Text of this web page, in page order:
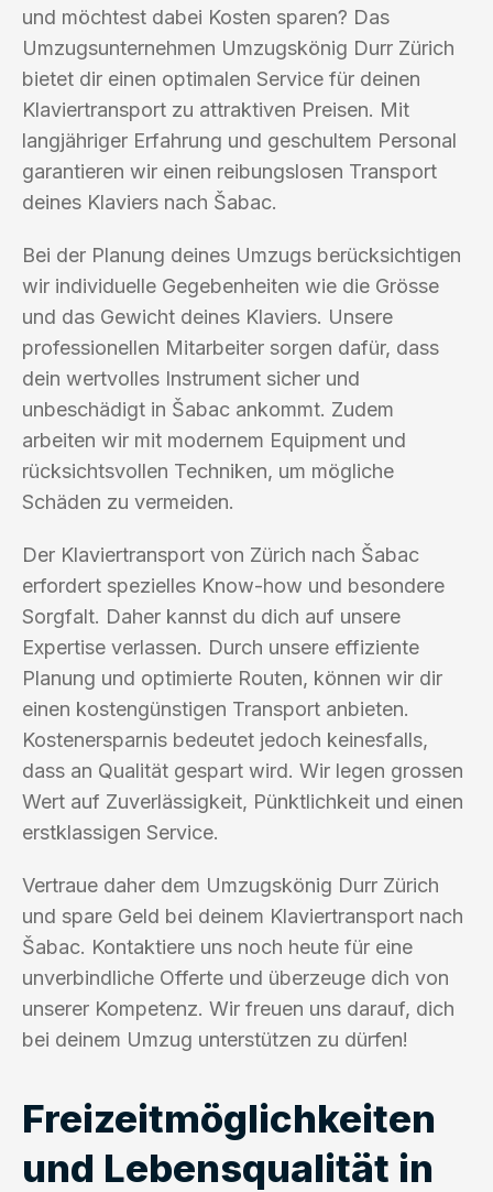
und möchtest dabei Kosten sparen? Das
Umzugsunternehmen Umzugskönig Durr Zürich
bietet dir einen optimalen Service für deinen
Klaviertransport zu attraktiven Preisen. Mit
langjähriger Erfahrung und geschultem Personal
garantieren wir einen reibungslosen Transport
deines Klaviers nach Šabac.
Bei der Planung deines Umzugs berücksichtigen
wir individuelle Gegebenheiten wie die Grösse
und das Gewicht deines Klaviers. Unsere
professionellen Mitarbeiter sorgen dafür, dass
dein wertvolles Instrument sicher und
unbeschädigt in Šabac ankommt. Zudem
arbeiten wir mit modernem Equipment und
rücksichtsvollen Techniken, um mögliche
Schäden zu vermeiden.
Der Klaviertransport von Zürich nach Šabac
erfordert spezielles Know-how und besondere
Sorgfalt. Daher kannst du dich auf unsere
Expertise verlassen. Durch unsere effiziente
Planung und optimierte Routen, können wir dir
einen kostengünstigen Transport anbieten.
Kostenersparnis bedeutet jedoch keinesfalls,
dass an Qualität gespart wird. Wir legen grossen
Wert auf Zuverlässigkeit, Pünktlichkeit und einen
erstklassigen Service.
Vertraue daher dem Umzugskönig Durr Zürich
und spare Geld bei deinem Klaviertransport nach
Šabac. Kontaktiere uns noch heute für eine
unverbindliche Offerte und überzeuge dich von
unserer Kompetenz. Wir freuen uns darauf, dich
bei deinem Umzug unterstützen zu dürfen!
Freizeitmöglichkeiten
und Lebensqualität in